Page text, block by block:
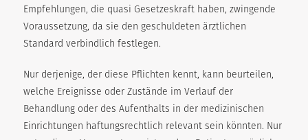
Empfehlungen, die quasi Gesetzeskraft haben, zwingende
Voraussetzung, da sie den geschuldeten ärztlichen
Standard verbindlich festlegen.
Nur derjenige, der diese Pflichten kennt, kann beurteilen,
welche Ereignisse oder Zustände im Verlauf der
Behandlung oder des Aufenthalts in der medizinischen
Einrichtungen haftungsrechtlich relevant sein könnten. Nur